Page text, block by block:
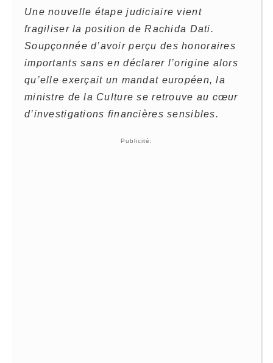
Une nouvelle étape judiciaire vient
fragiliser la position de Rachida Dati.
Soupçonnée d’avoir perçu des honoraires
importants sans en déclarer l’origine alors
qu’elle exerçait un mandat européen, la
ministre de la Culture se retrouve au cœur
d’investigations financières sensibles.
Publicité: